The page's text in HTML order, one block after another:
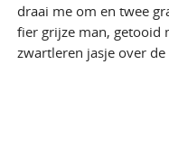
draai me om en twee
fier grijze man, getooid
zwartleren jasje over de